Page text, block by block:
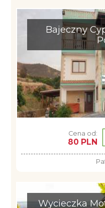
Bajeczny
Cena od:
80 PLN
Wycieczka